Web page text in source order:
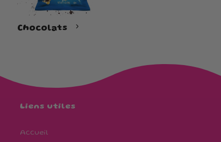
Chocolats
Liens utiles
Accueil